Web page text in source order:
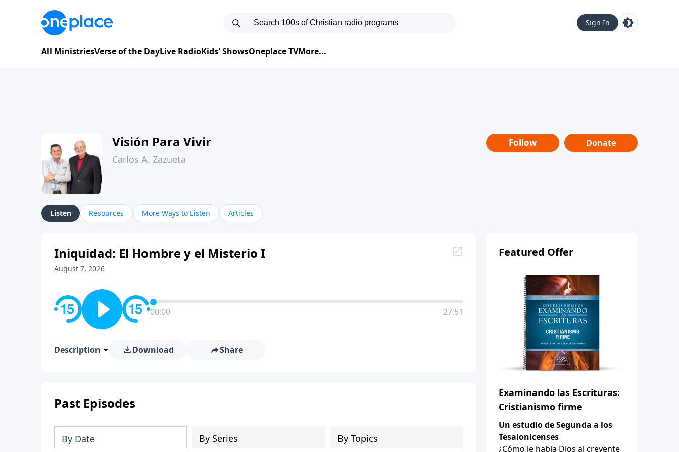
Sign In
All MinistriesVerse of the DayLive RadioKids' ShowsOneplace TVMore...
Visión Para Vivir
Carlos A. Zazueta
Follow Donate
Listen Resources More Ways to Listen Articles
Iniquidad: El Hombre y el Misterio I
August 7, 2026
00:00 27:51
Description Download Share
Past Episodes
By Date By Series By Topics
Featured Offer
Examinando las Escrituras:
Cristianismo firme
Un estudio de Segunda a los
Tesalonicenses
¿Cómo le habla Dios al creyente